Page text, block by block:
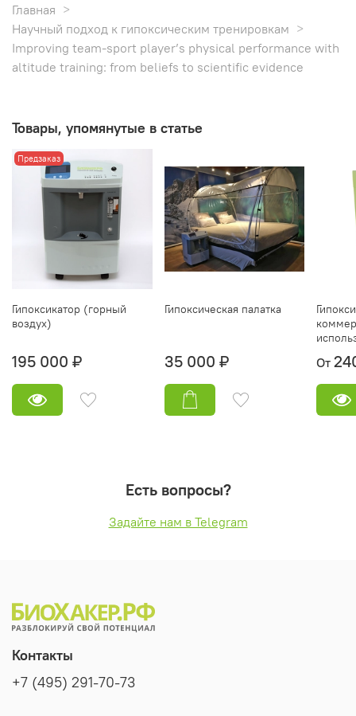
Главная
Научный подход к гипоксическим тренировкам
Improving team-sport player’s physical performance with
altitude training: from beliefs to scientific evidence
Товары, упомянутые в статье
Предзаказ
Гипоксикатор (горный
воздух)
195 000 ₽
Гипоксическая палатка
35 000 ₽ От
Есть вопросы?
Задайте нам в Telegram
Контакты
+7 (495) 291-70-73